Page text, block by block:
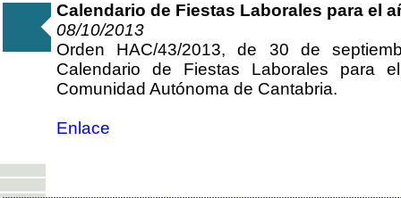
Calendario de Fiestas Laborales para el
08/10/2013
Orden HAC/43/2013, de 30 de
Calendario de Fiestas Laborales
Comunidad Autónoma de Cantabria.
Enlace